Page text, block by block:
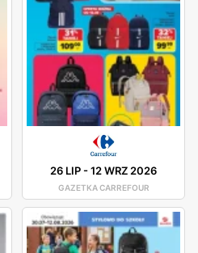
26 LIP-12 WRZ 2026
GAZETKA CARREFOUR